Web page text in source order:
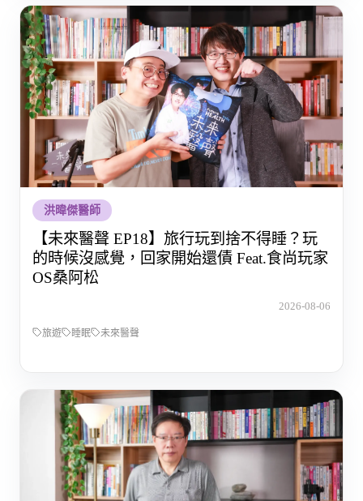
洪暐傑醫師
【未來醫聲 EP18】旅行玩到捨不得睡？玩
的時候沒感覺，回家開始還債 Feat.食尚玩家
OS桑阿松
2026-08-06
旅遊 睡眠 未來醫聲